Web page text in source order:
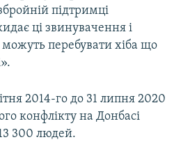
підтримці
ці звинувачення і
перебувати хіба що
2014-го до 31 липня 2020
конфлікту на Донбасі
300 людей.